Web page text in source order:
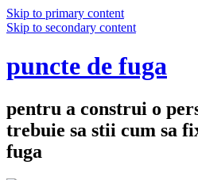
Skip to primary content
Skip to secondary content
puncte de fuga
pentru a construi o
trebuie sa stii cum sa
fuga